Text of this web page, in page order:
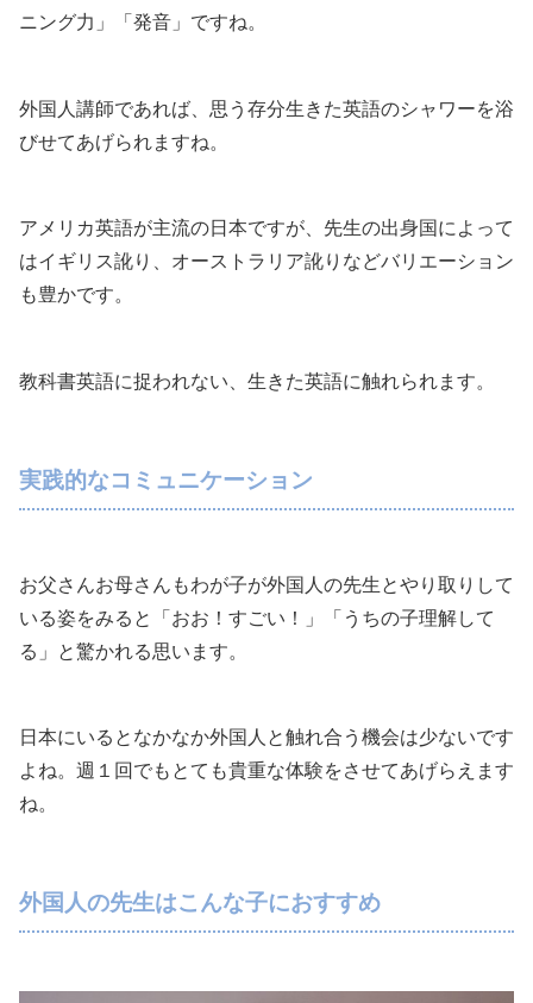
ニング力」「発音」ですね。
外国人講師であれば、思う存分生きた英語のシャワーを浴
びせてあげられますね。
アメリカ英語が主流の日本ですが、先生の出身国によって
はイギリス訛り、オーストラリア訛りなどバリエーション
も豊かです。
教科書英語に捉われない、生きた英語に触れられます。
実践的なコミュニケーション
お父さんお母さんもわが子が外国人の先生とやり取りして
いる姿をみると「おお！すごい！」「うちの子理解して
る」と驚かれる思います。
日本にいるとなかなか外国人と触れ合う機会は少ないです
よね。週１回でもとても貴重な体験をさせてあげらえます
ね。
外国人の先生はこんな子におすすめ